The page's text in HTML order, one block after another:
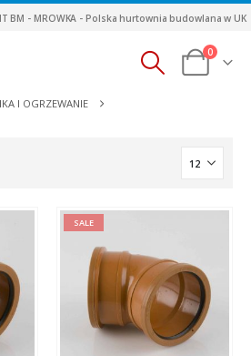
BM - MROWKA - Polska hurtownia budowlana w UK
0
I OGRZEWANIE
SALE